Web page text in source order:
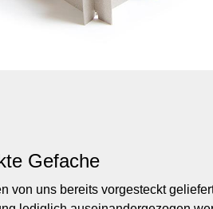
Gefache
von uns bereits vorgesteckt